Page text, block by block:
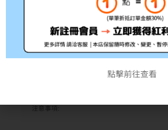
*此為耗材性用品，經拆封後不予退貨(除新品
認清楚型號!!
*出貨時間約3~5個工作天，如遇缺貨將另行通知
注意事項:
點擊前往查看